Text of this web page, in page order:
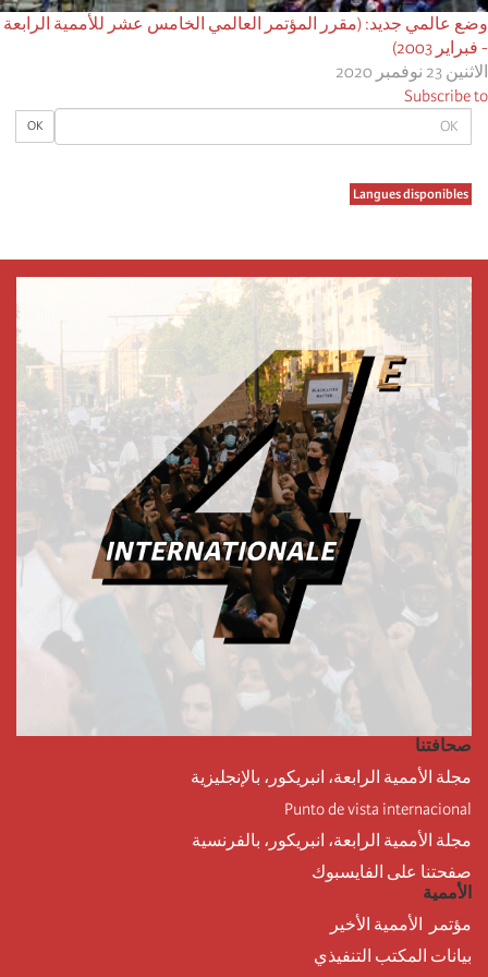
OK
OK
Langues disponibles
وضع عالمي جديد: (مقرر المؤتمر العالمي الخامس عشر للأممية الرابعة
- فبراير 2003)
الاثنين 23 نوفمبر 2020
Subscribe to
صحافتنا
مجلة الأممية الرابعة، انبريكور، بالإنجليزية
Punto de vista internacional
مجلة الأممية الرابعة، انبريكور، بالفرنسية
صفحتنا على الفايسبوك
الأممية
مؤتمر الأممية الأخير
بيانات المكتب التنفيذي